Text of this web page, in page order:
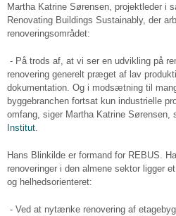
Martha Katrine Sørensen, projektleder i
Renovating Buildings Sustainably, der
renoveringsområdet:
- På trods af, at vi ser en udvikling på
renovering generelt præget af lav
dokumentation. Og i modsætning til
byggebranchen fortsat kun industrielle
omfang, siger Martha Katrine Sørensen,
Institut
Hans Blinkilde er formand for REBUS.
renoveringer i den almene sektor ligger
og helhedsorienteret:
- Ved at nytænke renovering af